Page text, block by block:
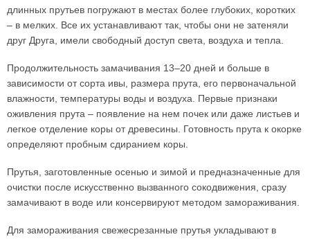
длинных прутьев погружают в местах более глубоких, коротких
– в мелких. Все их устанавливают так, чтобы они не затеняли
друг Друга, имели свободный доступ света, воздуха и тепла.
Продолжительность замачивания 13–20 дней и больше в
зависимости от сорта ивы, размера прута, его первоначальной
влажности, температуры воды и воздуха. Первые признаки
оживления прута – появление на нем почек или даже листьев и
легкое отделение коры от древесины. Готовность прута к окорке
определяют пробным сдиранием коры.
Прутья, заготовленные осенью и зимой и предназначенные для
очистки после искусственно вызванного сокодвижения, сразу
замачивают в воде или консервируют методом замораживания.
Для замораживания свежесрезанные прутья укладывают в